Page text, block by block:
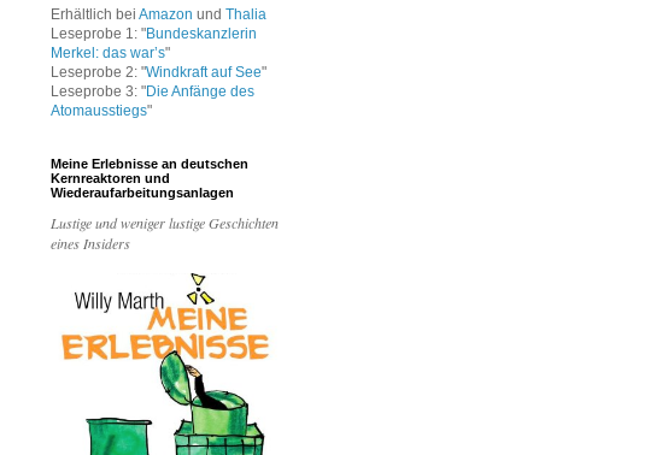
Erhältlich bei Amazon und Thalia
Leseprobe 1: "Bundeskanzlerin
Merkel: das war’s"
Leseprobe 2: "Windkraft auf See"
Leseprobe 3: "Die Anfänge des
Atomausstiegs"
Meine Erlebnisse an deutschen
Kernreaktoren und
Wiederaufarbeitungsanlagen
Lustige und weniger lustige Geschichten
eines Insiders